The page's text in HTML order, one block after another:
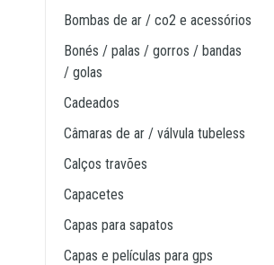
bombas de ar / co2 e acessórios
bonés / palas / gorros / bandas
/ golas
cadeados
câmaras de ar / válvula tubeless
calços travões
capacetes
capas para sapatos
capas e películas para gps